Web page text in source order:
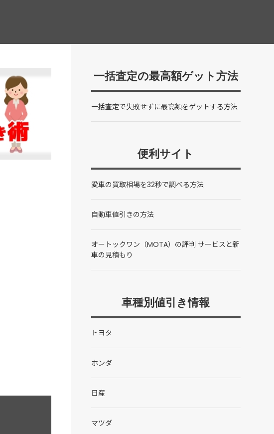
一括査定の最高額ゲット方法
一括査定で失敗せずに最高額をゲットする方法
便利サイト
愛車の買取相場を32秒で調べる方法
自動車値引きの方法
オートックワン（MOTA）の評判 サービスと新
車の見積もり
車種別値引き情報
トヨタ
ホンダ
日産
マツダ